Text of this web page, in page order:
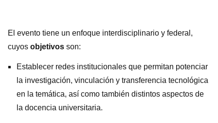
El evento tiene un enfoque interdisciplinario y federal,
cuyos objetivos son:
Establecer redes institucionales que permitan potenciar
la investigación, vinculación y transferencia tecnológica
en la temática, así como también distintos aspectos de
la docencia universitaria.